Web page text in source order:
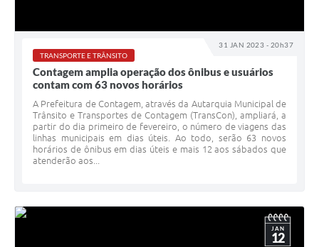
31 JAN 2023 - 20h37
TRANSPORTE E TRÂNSITO
Contagem amplia operação dos ônibus e usuários
contam com 63 novos horários
A Prefeitura de Contagem, através da Autarquia Municipal de
Trânsito e Transportes de Contagem (TransCon), ampliará, a
partir do dia primeiro de fevereiro, o número de viagens das
linhas municipais em dias úteis. Ao todo, serão 63 novos
horários de ônibus em dias úteis e mais 12 aos sábados que
atenderão aos...
JAN
12